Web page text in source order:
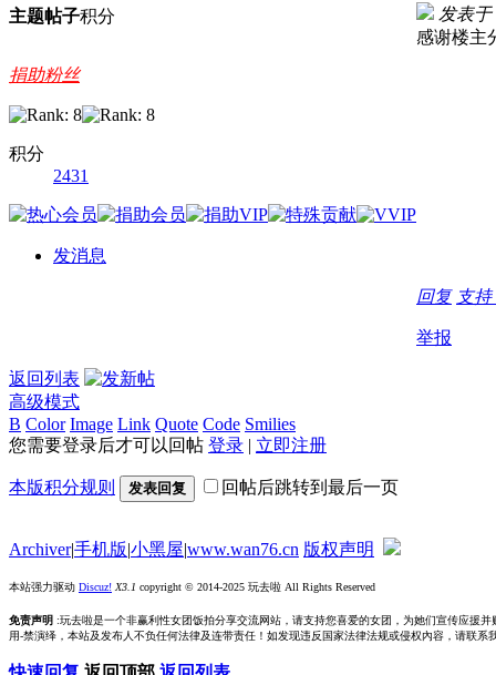
主题帖子积分
捐助粉丝
积分
2431
发消息
发表于
感谢楼主
回复 支持
举报
返回列表
高级模式
B Color Image Link Quote Code Smilies
您需要登录后才可以回帖 登录 | 立即注册
本版积分规则 发表回复 回帖后跳转到最后一页
Archiver|手机版|小黑屋|www.wan76.cn 版权声明
本站强力驱动 Discuz! X3.1 copyright © 2014-2025 玩去啦 All Rights Reserved
免责声明 :玩去啦是一个非赢利性女团饭拍分享交流网站，请支持您喜爱的女团，为她们宣传应援
用-禁演绎，本站及发布人不负任何法律及连带责任！如发现违反国家法律法规或侵权內容，请联系